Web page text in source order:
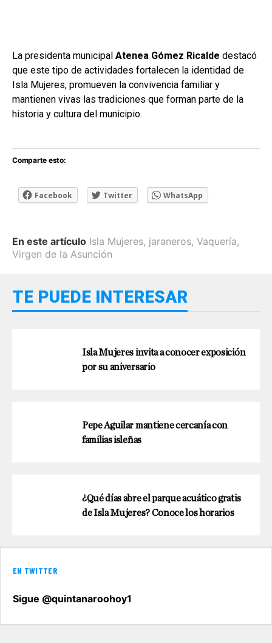
La presidenta municipal Atenea Gómez Ricalde destacó
que este tipo de actividades fortalecen la identidad de
Isla Mujeres, promueven la convivencia familiar y
mantienen vivas las tradiciones que forman parte de la
historia y cultura del municipio.
Comparte esto:
Facebook Twitter WhatsApp
En este artículo Isla Mujeres, jaraneros, Vaquería,
Virgen de la Asunción
TE PUEDE INTERESAR
Isla Mujeres invita a conocer exposición
por su aniversario
Pepe Aguilar mantiene cercanía con
familias isleñas
¿Qué días abre el parque acuático gratis
de Isla Mujeres? Conoce los horarios
EN TWITTER
Sigue @quintanaroohoy1